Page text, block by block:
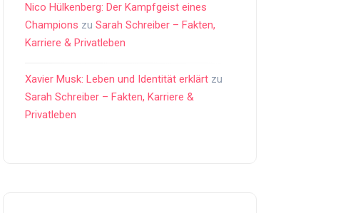
Nico Hülkenberg: Der Kampfgeist eines
Champions zu Sarah Schreiber – Fakten,
Karriere & Privatleben
Xavier Musk: Leben und Identität erklärt zu
Sarah Schreiber – Fakten, Karriere &
Privatleben